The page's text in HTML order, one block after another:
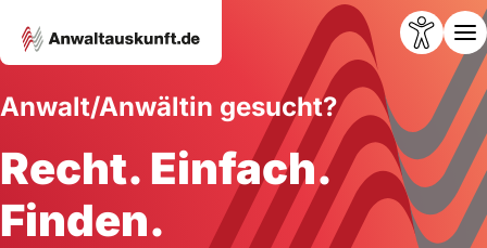
Anwalt/Anwältin gesucht?
Recht. Einfach.
Finden.